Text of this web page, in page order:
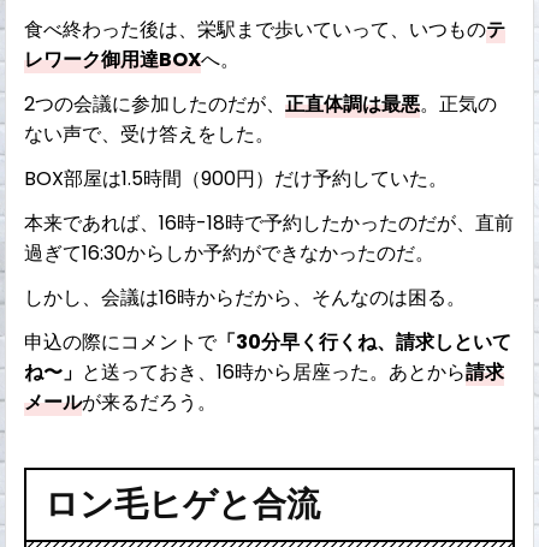
食べ終わった後は、栄駅まで歩いていって、いつものテ
レワーク御用達BOXへ。
2つの会議に参加したのだが、正直体調は最悪。正気の
ない声で、受け答えをした。
BOX部屋は1.5時間（900円）だけ予約していた。
本来であれば、16時-18時で予約したかったのだが、直前
過ぎて16:30からしか予約ができなかったのだ。
しかし、会議は16時からだから、そんなのは困る。
申込の際にコメントで「30分早く行くね、請求しといて
ね〜」 と送っておき、16時から居座った。あとから請求
メールが来るだろう。
ロン毛ヒゲと合流